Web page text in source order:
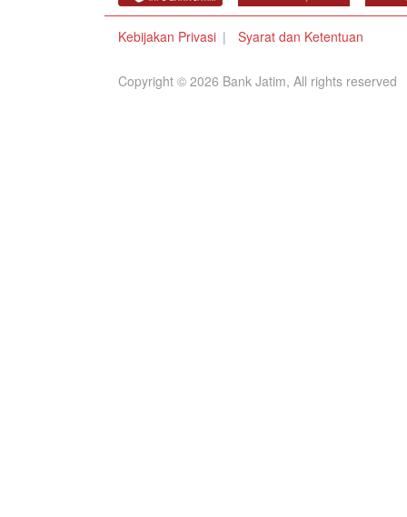
Kebijakan Privasi Syarat dan Ketentuan
Copyright © 2026 Bank Jatim, All rights reserved